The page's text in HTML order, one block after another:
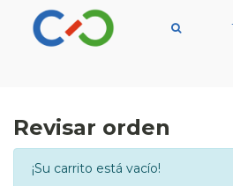
Revisar orden
¡Su carrito está vacío!